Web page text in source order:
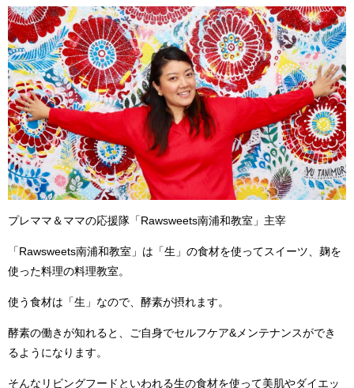
プレママ＆ママの応援隊「Rawsweets南浦和教室」 主宰
「Rawsweets南浦和教室」は「生」の食材を使ってスイーツ、麹を
使った料理の料理教室 。
使う食材は「生」なので、酵素が摂れます。
酵素の働きが知れると、ご自身でセルフケア&メンテナンスができ
るようになります。
そんなリビングフードといわれる生の食材を使って美肌やダイエッ